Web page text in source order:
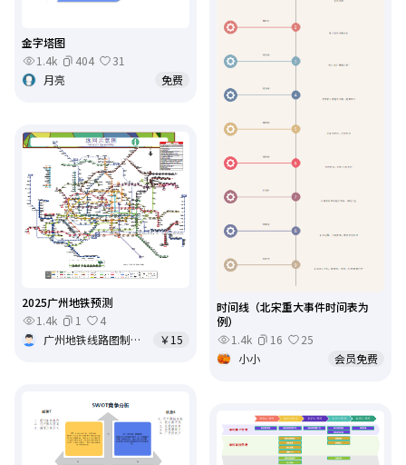
金字塔图
1.4k
404
31
月亮
免费
时间线（北宋重大事件时间表为
例）
1.4k
16
25
小小
会员免费
2025广州地铁预测
1.4k
1
4
广州地铁线路图制作
￥15